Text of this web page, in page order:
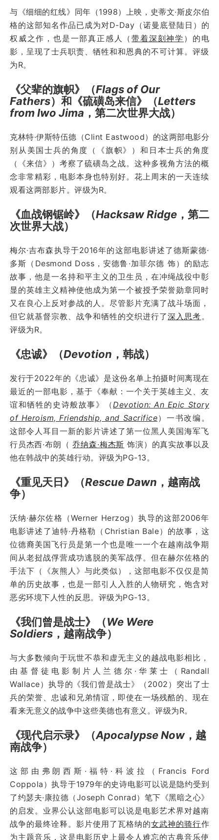
与《细细的红线》同年（1998）上映，史蒂文·斯皮尔伯
格的这部知名作品已成为对D-Day（诺曼底登陆日）的
权威之作，也是一部真正感人（带着深刻神学 ）的电
影，呈现了士兵职责、牺牲和和恩典的不可计算。评级
为R。
《父辈的旗帜》（Flags of Our
Fathers）和《硫磺岛来信》（Letters
from Iwo Jima ，第二次世界大战）
克林特·伊斯特伍德（Clint Eastwood）的这两部电影分
别从美国士兵的角度（《旗帜》）和日本士兵的角度
（《来信》）考察了硫磺岛之战。这种多视角方法的概
念非常精彩，电影本身也特别好。花上周末的一天连续
观看这两部影片。评级为R。
《血战钢锯岭》（Hacksaw Ridge ，第二
次世界大战）
梅尔·吉布森执导于2016年的这部电影讲述了德斯蒙德·
多斯（Desmond Doss，安德鲁·加菲尔德 饰）的励志
故事，他是一名持和平主义的卫生员，在冲绳战役中彰
显的英雄主义精神使他成为第一个被授予荣誉勋章同时
又在良心上反对参战的人。尽管影片充满了战斗场面，
但它就基督宗教、战争和牺牲的交织进行了深入思考 。
评级为R。
《忠诚》（Devotion ，韩战）
发行于2022年的《忠诚》是这份名单上拍摄时间离现在
最近的一部电影，基于《奉献：一个关于英雄主义、友
谊和牺牲的史诗般故事》（ Devotion: An Epic Story
of Heroism, Friendship, and Sacrifice）一书改编。
这部令人耳目一新的影片讲述了第一位黑人美国海军飞
行员杰西·布朗（乔纳森·梅杰斯 饰演）的真实故事以及
他在韩战中的英雄行动。评级为PG-13。
《重见天日》（Rescue Dawn ，越南战
争）
沃纳·赫尔佐格（Werner Herzog）执导的这部2006年
电影讲述了迪特·丹格勒（Christian Bale）的故事，这
位德裔美国飞行员是第一个也是唯一一个在越南战争期
间从老挝战俘营成功逃脱的美军战俘。但在赫尔佐格的
手法下（《灰熊人》与此类似），这部电影不仅仅是简
单的历史故事，也是一部引人入胜的人物研究，饱含对
恶劣环境下人性的反思。评级为PG-13。
《我们曾是战士》（We Were
Soldiers ，越南战争）
与大多数倾向于玩世不恭和虚无主义的越战电影相比，
由基督徒电影制片人兰德尔·华莱士（Randall
Wallace）执导的《我们曾是战士》（2002）突出了士
兵的荣誉、忠诚和兄弟情谊，即使在一场残酷的、现在
看来无意义的战争中这些美德也有意义。评级为R。
《现代启示录》（Apocalypse Now ，越
南战争）
这部由弗朗西斯·福特·科波拉（Francis Ford
Coppola）执导于1979年的史诗电影可以说是隐约受到
了约瑟夫·康拉德（Joseph Conrad）笔下《黑暗之心》
的启发。业界公认这部电影可以说是电影艺术界对越南
战争的最终诠释。影片使用了瓦格纳的女武神的骑行作
为主题音乐，这是电影历史上最令人难忘的古典音乐使